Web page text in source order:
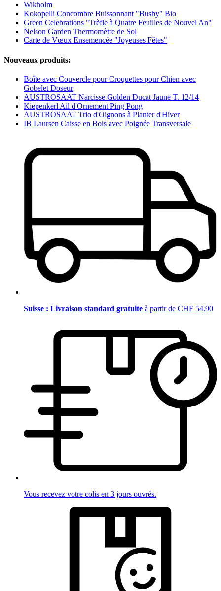
Wikholm
Kokopelli Concombre Buissonnant "Bushy" Bio
Green Celebrations "Trèfle à Quatre Feuilles de Nouvel An"
Nelson Garden Thermomètre de Sol
Carte de Vœux Ensemencée "Joyeuses Fêtes"
Nouveaux produits:
Boîte avec Couvercle pour Croquettes pour Chien avec
Gobelet Doseur
AUSTROSAAT Narcisse Golden Ducat Jaune T. 12/14
Kiepenkerl Ail d'Ornement Ping Pong
AUSTROSAAT Trio d'Oignons à Planter d'Hiver
IB Laursen Caisse en Bois avec Poignée Transversale
Suisse : Livraison standard gratuite à partir de CHF 54.90
Vous recevez votre colis en 3 jours ouvrés.